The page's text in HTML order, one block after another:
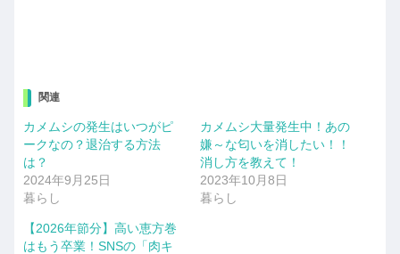
関連
カメムシの発生はいつがピ
ークなの？退治する方法
は？
2024年9月25日
暮らし
カメムシ大量発生中！あの
嫌～な匂いを消したい！！
消し方を教えて！
2023年10月8日
暮らし
【2026年節分】高い恵方巻
はもう卒業！SNSの「肉キ